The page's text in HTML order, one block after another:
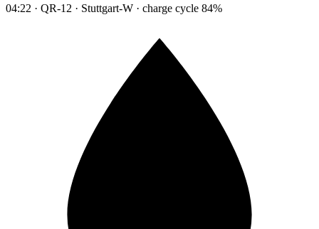
04:22 · QR-12 · Stuttgart-W · charge cycle 84%